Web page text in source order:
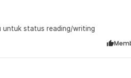
untuk status reading/writing